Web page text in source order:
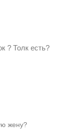
? Толк есть?
жену?